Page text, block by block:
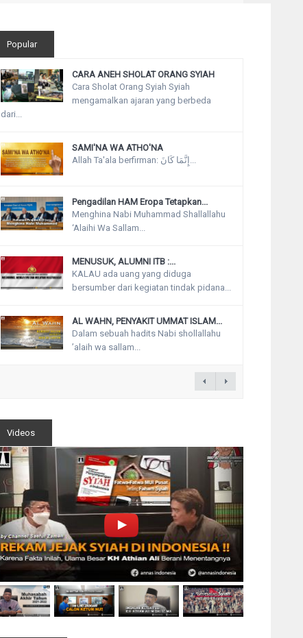
Popular
CARA ANEH SHOLAT ORANG SYIAH
Cara Sholat Orang Syiah Syiah
mengamalkan ajaran yang berbeda
dari...
SAMI'NA WA ATHO'NA
Allah Ta'ala berfirman: إِنَّمَا كَانَ...
Pengadilan HAM Eropa Tetapkan...
Menghina Nabi Muhammad Shallallahu
‘Alaihi Wa Sallam...
MENUSUK, ALUMNI ITB :...
KALAU ada uang yang diduga
bersumber dari kegiatan tindak pidana...
AL WAHN, PENYAKIT UMMAT ISLAM...
Dalam sebuah hadits Nabi shollallahu
’alaih wa sallam...
Videos